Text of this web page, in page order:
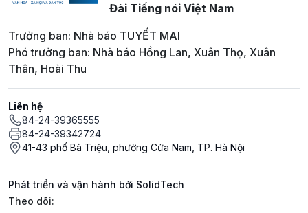
Đài Tiếng nói Việt Nam
Trưởng ban: Nhà báo TUYẾT MAI
Phó trưởng ban: Nhà báo Hồng Lan, Xuân Thọ, Xuân
Thân, Hoài Thu
Liên hệ
84-24-39365555
84-24-39342724
41-43 phố Bà Triệu, phường Cửa Nam, TP. Hà Nội
Phát triển và vận hành bởi SolidTech
Mạng xã hội
Theo dõi: